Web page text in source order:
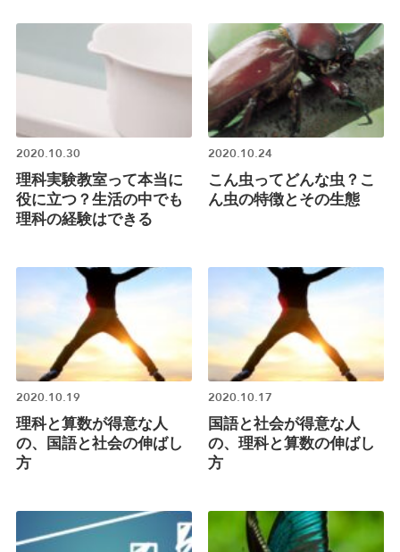
2020.10.30
理科実験教室って本当に
役に立つ？生活の中でも
理科の経験はできる
2020.10.24
こん虫ってどんな虫？こ
ん虫の特徴とその生態
2020.10.19
理科と算数が得意な人
の、国語と社会の伸ばし
方
2020.10.17
国語と社会が得意な人
の、理科と算数の伸ばし
方